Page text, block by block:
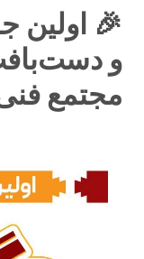
🎉 اولین
و
مجتمع